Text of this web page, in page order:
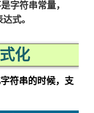
字符串常量，
式。
化
符串的时候，支